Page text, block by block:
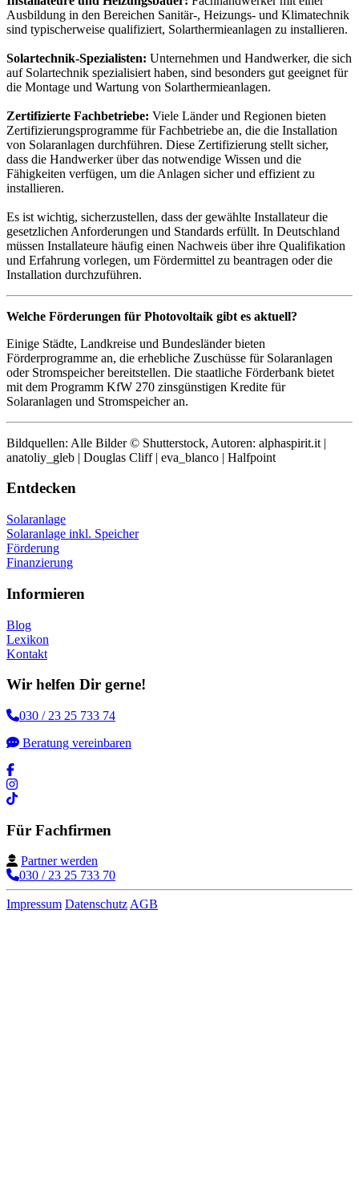
Ausbildung in den Bereichen Sanitär-, Heizungs- und Klimatechnik
sind typischerweise qualifiziert, Solarthermieanlagen zu installieren.
Solartechnik-Spezialisten: Unternehmen und Handwerker, die sich
auf Solartechnik spezialisiert haben, sind besonders gut geeignet für
die Montage und Wartung von Solarthermieanlagen.
Zertifizierte Fachbetriebe: Viele Länder und Regionen bieten
Zertifizierungsprogramme für Fachbetriebe an, die die Installation
von Solaranlagen durchführen. Diese Zertifizierung stellt sicher,
dass die Handwerker über das notwendige Wissen und die
Fähigkeiten verfügen, um die Anlagen sicher und effizient zu
installieren.
Es ist wichtig, sicherzustellen, dass der gewählte Installateur die
gesetzlichen Anforderungen und Standards erfüllt. In Deutschland
müssen Installateure häufig einen Nachweis über ihre Qualifikation
und Erfahrung vorlegen, um Fördermittel zu beantragen oder die
Installation durchzuführen.
Welche Förderungen für Photovoltaik gibt es aktuell?
Einige Städte, Landkreise und Bundesländer bieten
Förderprogramme an, die erhebliche Zuschüsse für Solaranlagen
oder Stromspeicher bereitstellen. Die staatliche Förderbank bietet
mit dem Programm KfW 270 zinsgünstigen Kredite für
Solaranlagen und Stromspeicher an.
Bildquellen: Alle Bilder © Shutterstock, Autoren: alphaspirit.it |
anatoliy_gleb | Douglas Cliff | eva_blanco | Halfpoint
Entdecken
Solaranlage
Solaranlage inkl. Speicher
Förderung
Finanzierung
Informieren
Blog
Lexikon
Kontakt
Wir helfen Dir gerne!
030 / 23 25 733 74
Beratung vereinbaren
Für Fachfirmen
Partner werden
030 / 23 25 733 70
Impressum DatenschutzAGB